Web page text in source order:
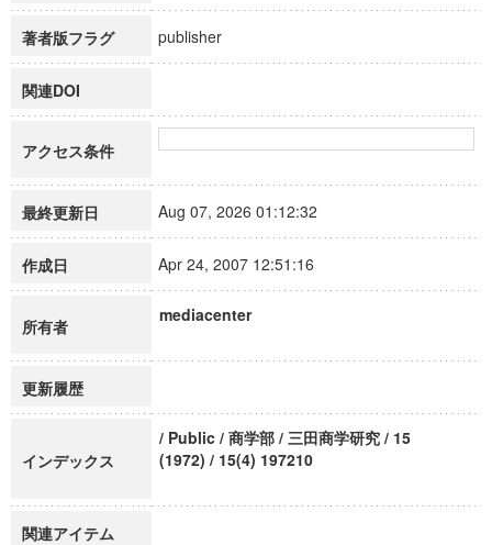
著者版フラグ publisher
関連DOI
アクセス条件
最終更新日 Aug 07, 2026 01:12:32
作成日 Apr 24, 2007 12:51:16
所有者
mediacenter
更新履歴
インデックス
/ Public / 商学部 / 三田商学研究 / 15
(1972) / 15(4) 197210
関連アイテム